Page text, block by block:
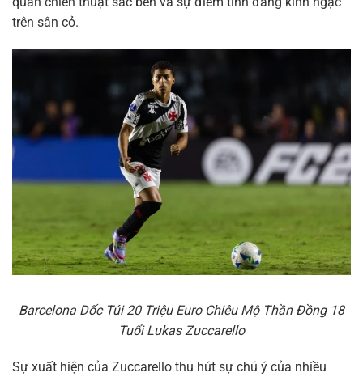
trên sân cỏ.
Barcelona Dốc Túi 20 Triệu Euro Chiêu Mộ Thần Đồng 18
Tuổi Lukas Zuccarello
Sự xuất hiện của Zuccarello thu hút sự chú ý của nhiều